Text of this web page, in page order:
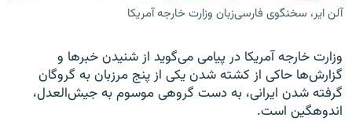
زبان‌های دیگر
آلن ایر، سخنگوی فارسی‌زبان وزارت خارجه آمریکا
وزارت خارجه آمریکا در پیامی می‌گوید از شنیدن خبرها و
گزارش‌ها حاکی از کشته شدن یکی از پنج مرزبان به‌ گروگان
گرفته شدن ایرانی، به دست گروهی موسوم به جیش‌العدل،
اندوهگین است.